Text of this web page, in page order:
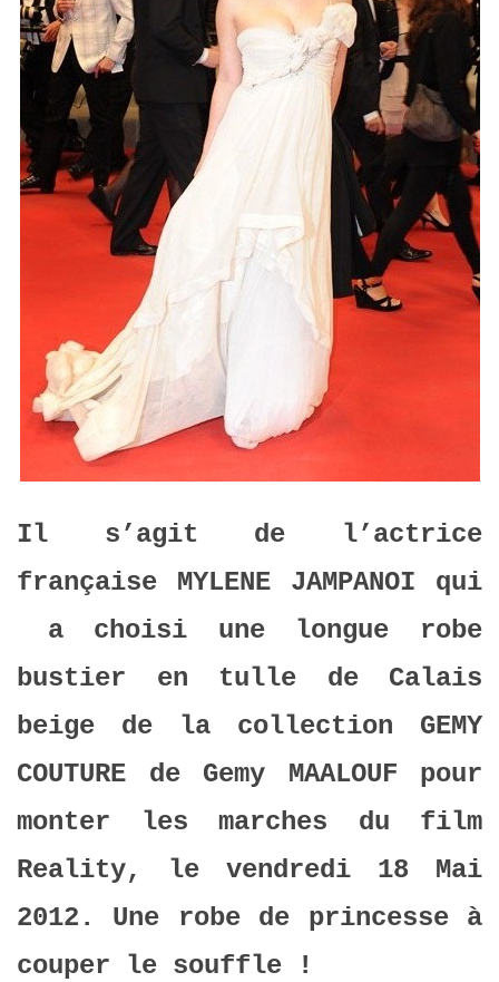
Il s’agit de l’actrice
française MYLENE JAMPANOI qui
a choisi une longue robe
bustier en tulle de Calais
beige de la collection GEMY
COUTURE de Gemy MAALOUF pour
monter les marches du film
Reality, le vendredi 18 Mai
2012. Une robe de princesse à
couper le souffle !